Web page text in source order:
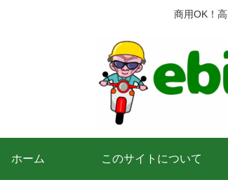
商用OK！高画質
ホーム このサイトについて